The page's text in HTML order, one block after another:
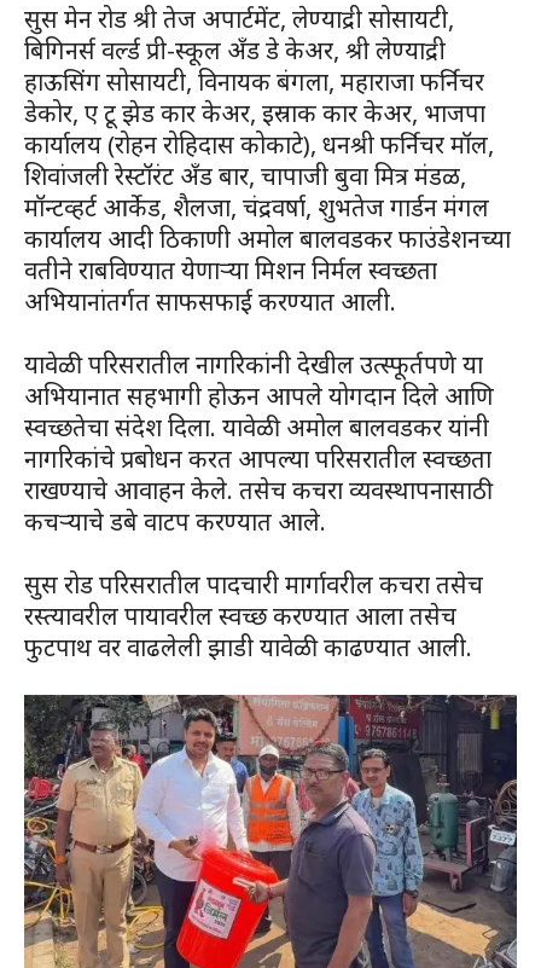
सुस मेन रोड श्री तेज अपार्टमेंट, लेण्याद्री सोसायटी,
बिगिनर्स वर्ल्ड प्री-स्कूल अँड डे केअर, श्री लेण्याद्री
हाऊसिंग सोसायटी, विनायक बंगला, महाराजा फर्निचर
डेकोर, ए टू झेड कार केअर, इस्राक कार केअर, भाजपा
कार्यालय (रोहन रोहिदास कोकाटे), धनश्री फर्निचर मॉल,
शिवांजली रेस्टॉरंट अँड बार, चापाजी बुवा मित्र मंडळ,
मॉन्टव्हर्ट आर्केड, शैलजा, चंद्रवर्षा, शुभतेज गार्डन मंगल
कार्यालय आदी ठिकाणी अमोल बालवडकर फाउंडेशनच्या
वतीने राबविण्यात येणाऱ्या मिशन निर्मल स्वच्छता
अभियानांतर्गत साफसफाई करण्यात आली.
यावेळी परिसरातील नागरिकांनी देखील उत्स्फूर्तपणे या
अभियानात सहभागी होऊन आपले योगदान दिले आणि
स्वच्छतेचा संदेश दिला. यावेळी अमोल बालवडकर यांनी
नागरिकांचे प्रबोधन करत आपल्या परिसरातील स्वच्छता
राखण्याचे आवाहन केले. तसेच कचरा व्यवस्थापनासाठी
कचऱ्याचे डबे वाटप करण्यात आले.
सुस रोड परिसरातील पादचारी मार्गावरील कचरा तसेच
रस्त्यावरील पायावरील स्वच्छ करण्यात आला तसेच
फुटपाथ वर वाढलेली झाडी यावेळी काढण्यात आली.